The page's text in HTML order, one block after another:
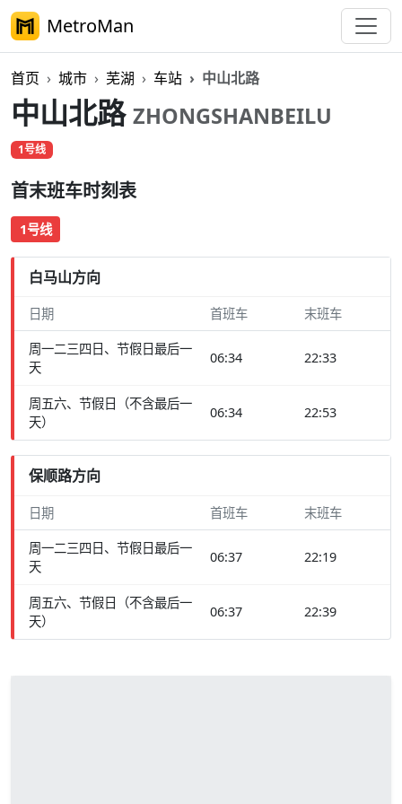
MetroMan
首页 城市 芜湖 车站 中山北路
中山北路 ZHONGSHANBEILU
1号线
首末班车时刻表
1号线
白马山方向
日期 首班车 末班车
周一二三四日、节假日最后一
天
06:34 22:33
周五六、节假日（不含最后一
天）
06:34 22:53
保顺路方向
日期 首班车 末班车
周一二三四日、节假日最后一
天
06:37 22:19
周五六、节假日（不含最后一
天）
06:37 22:39